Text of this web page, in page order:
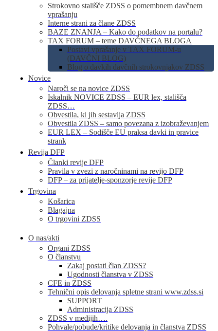
Strokovno stališče ZDSS o pomembnem davčnem
vprašanju
Interne strani za člane ZDSS
BAZE ZNANJA – Kako do podatkov na portalu?
TAX FORUM – teme DAVČNEGA BLOGA
Postavi vprašanje v TAX FORUM-u
(DAVČNI BLOG)
Blog o davkih davčnih strokovnjakov ZDSS
Novice
Naroči se na novice ZDSS
Iskalnik NOVICE ZDSS – EUR lex, stališča
ZDSS…
Obvestila, ki jih sestavlja ZDSS
Obvestila ZDSS – samo povezana z izobraževanjem
EUR LEX – Sodišče EU praksa davki in pravice
strank
Revija DFP
Članki revije DFP
Pravila v zvezi z naročninami na revijo DFP
DFP – za prijatelje-sponzorje revije DFP
Trgovina
Košarica
Blagajna
O trgovini ZDSS
O nas/akti
Organi ZDSS
O članstvu
Zakaj postati član ZDSS?
Ugodnosti članstva v ZDSS
CFE in ZDSS
Tehnični opis delovanja spletne strani www.zdss.si
SUPPORT
Administracija ZDSS
ZDSS v medijih….
Pohvale/pobude/kritike delovanja in članstva ZDSS